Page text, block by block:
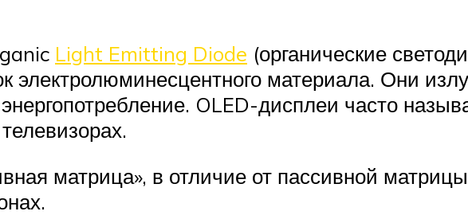
Light Emitting Diode (органические
электролюминесцентного материала. Они
OLED-дисплеи часто
матрица», в отличие от пассивной